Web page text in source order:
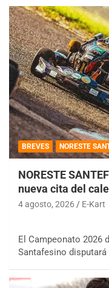
BREVES NORESTE
NORESTE
nueva cita del
4 agosto, 2026 E-Kart
El Campeonato 2026
Santafesino